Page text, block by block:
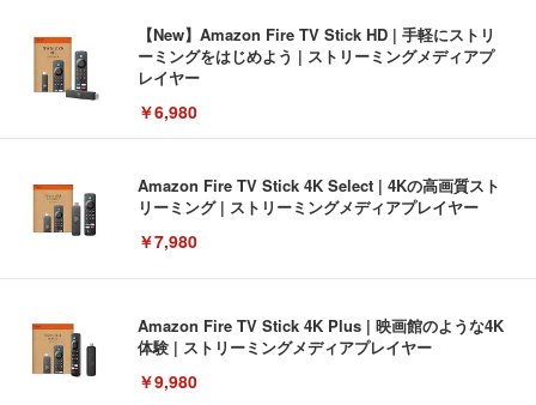
【New】Amazon Fire TV Stick HD | 手軽にストリ
ーミングをはじめよう | ストリーミングメディアプ
レイヤー
￥6,980
Amazon Fire TV Stick 4K Select | 4Kの高画質スト
リーミング | ストリーミングメディアプレイヤー
￥7,980
Amazon Fire TV Stick 4K Plus | 映画館のような4K
体験 | ストリーミングメディアプレイヤー
￥9,980